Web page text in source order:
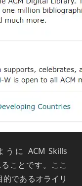
に ACM Skills
ことです。ここ
であるオライリ